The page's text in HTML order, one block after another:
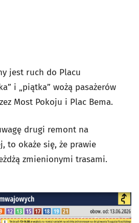
jest ruch do Placu
i „piątka” wożą pasażerów
Most Pokoju i Plac Bema.
drugi remont na
to okaże się, że prawie
zmienionymi trasami.